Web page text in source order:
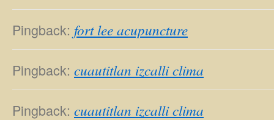
Pingback: fort lee acupuncture
Pingback: cuautitlan izcalli clima
Pingback: cuautitlan izcalli clima